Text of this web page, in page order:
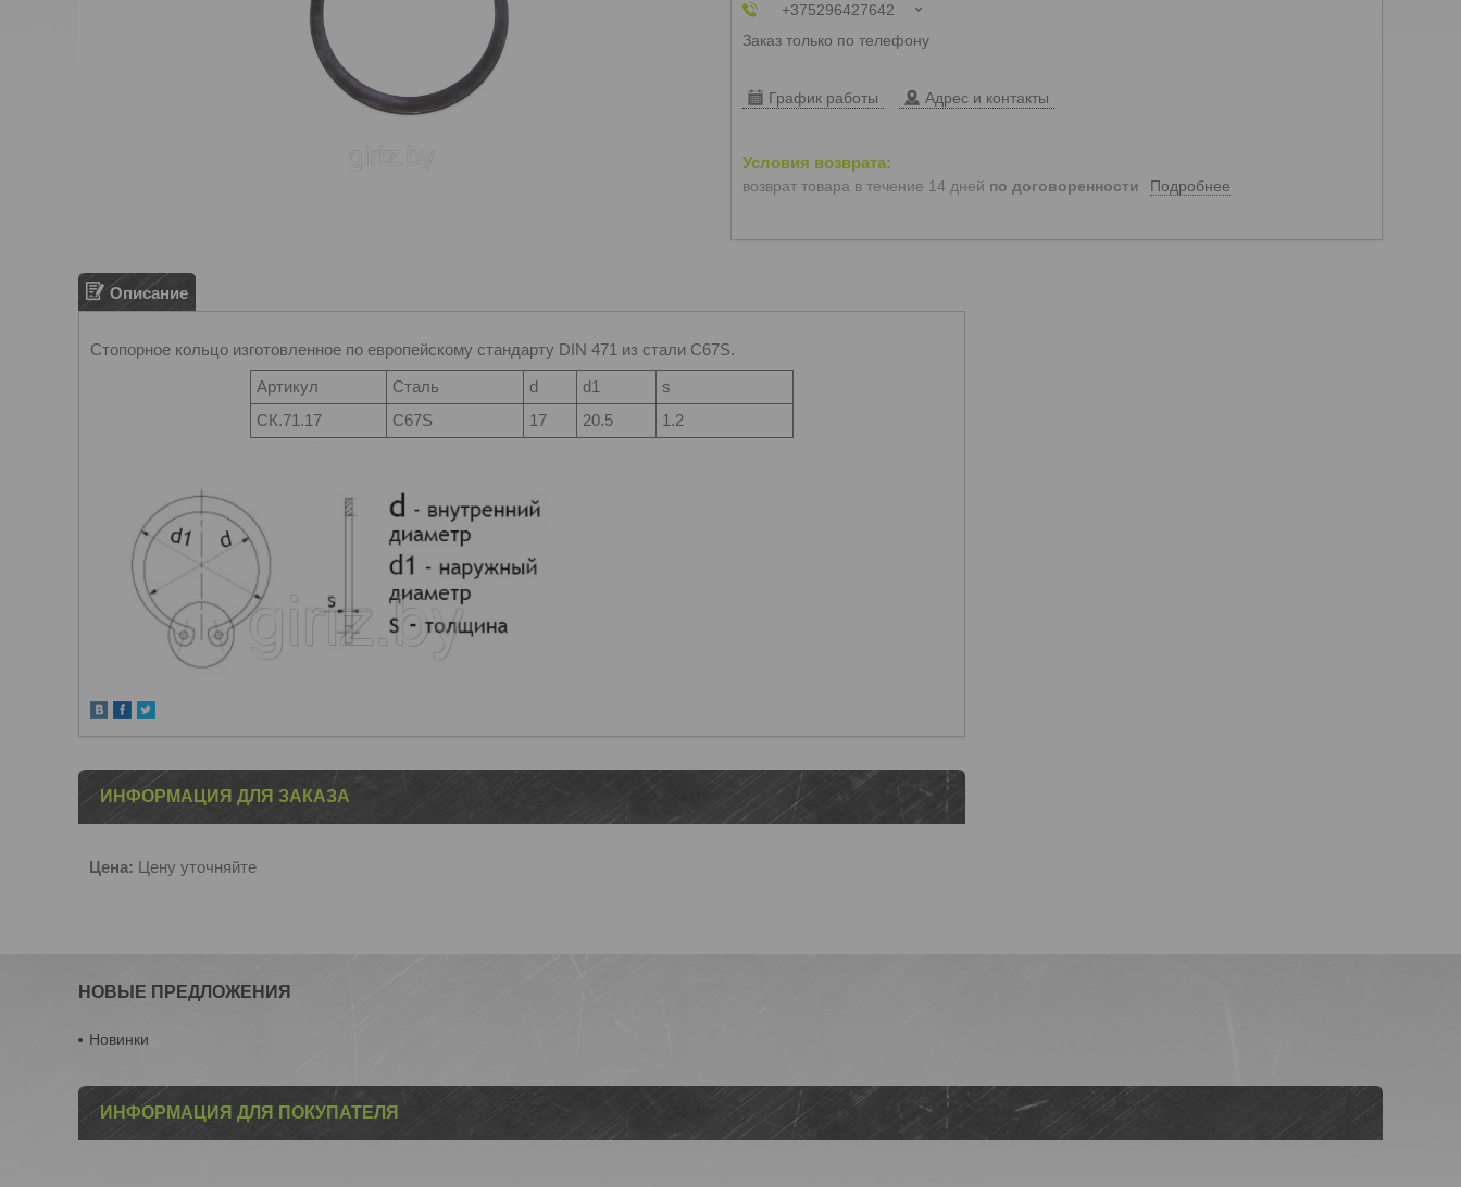
+375296427642
Заказ только по телефону
График работы Адрес и контакты
возврат товара в течение 14 дней по договоренности Подробнее
Описание
Стопорное кольцо изготовленное по европейскому стандарту DIN 471 из стали C67S.
Артикул
Сталь d d1
s
CК.71.17
C67S 17 20.5 1.2
ИНФОРМАЦИЯ ДЛЯ ЗАКАЗА
Цена: Цену уточняйте
НОВЫЕ ПРЕДЛОЖЕНИЯ
Новинки
ИНФОРМАЦИЯ ДЛЯ ПОКУПАТЕЛЯ